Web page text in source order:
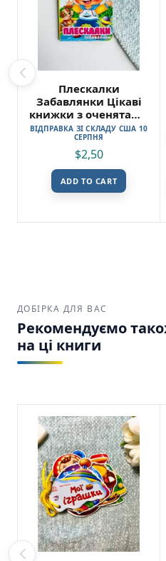
Плескалки
Забавлянки Цікаві
книжки з оченятами
– Пегас
ВІДПРАВКА ЗІ СКЛАДУ США 10
СЕРПНЯ
$2,50
ADD TO CART
ДОБІРКА ДЛЯ ВАС
Рекомендуємо
на ці книги